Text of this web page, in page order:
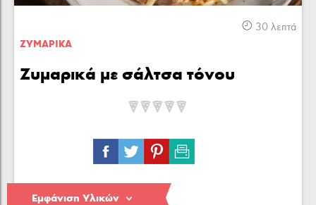
Θαλασσινά 30 λεπτά
ΖΥΜΑΡΙΚA
Zυμαρικά με σάλτσα τόνου
Εμφάνιση Υλικών